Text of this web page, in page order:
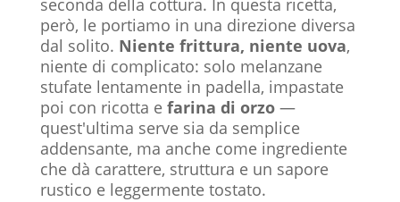
seconda della cottura. In questa ricetta,
però, le portiamo in una direzione diversa
dal solito. Niente frittura, niente uova,
niente di complicato: solo melanzane
stufate lentamente in padella, impastate
poi con ricotta e farina di orzo—
quest'ultima serve sia da semplice
addensante, ma anche come ingrediente
che dà carattere, struttura e un sapore
rustico e leggermente tostato.